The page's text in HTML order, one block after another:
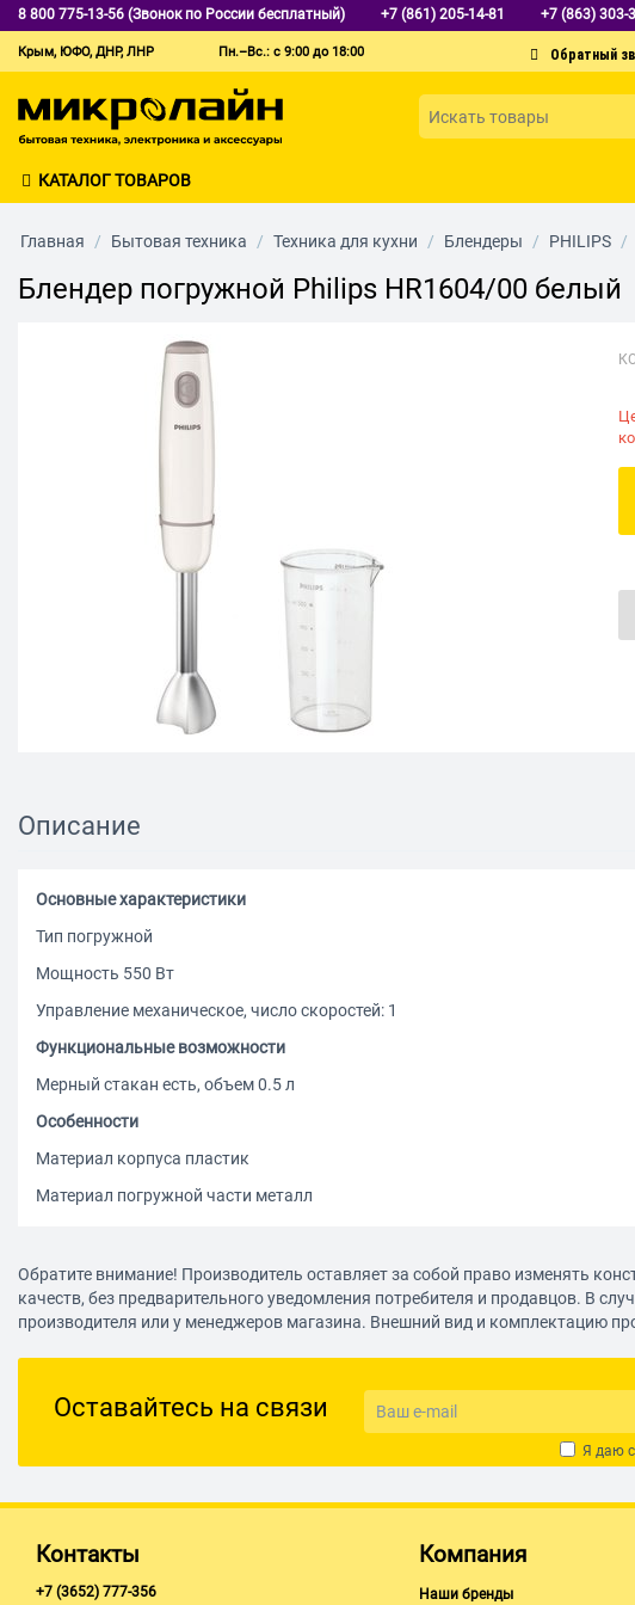
8 800 775-13-56 (Звонок по России бесплатный) +7 (861) 205-14-81 +7 (863) 303-
Крым, ЮФО, ДНР, ЛНР Пн.–Вс.: с 9:00 до 18:00
КАТАЛОГ ТОВАРОВ
Главная / Бытовая техника / Техника для кухни / Блендеры / PHILIPS /
Блендер погружной Philips HR1604/00 белый
Описание
Основные характеристики
Тип погружной
Мощность 550 Вт
Управление механическое, число скоростей: 1
Функциональные возможности
Мерный стакан есть, объем 0.5 л
Особенности
Материал корпуса пластик
Материал погружной части металл
Обратите внимание! Производитель оставляет за собой право изменять
качеств, без предварительного уведомления потребителя и продавцов. В
производителя или у менеджеров магазина. Внешний вид и комплектацию
Оставайтесь на связи
Я даю
Контакты
+7 (3652) 777-356
Компания
Наши бренды